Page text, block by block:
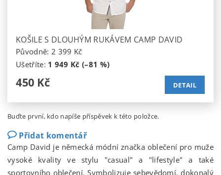
KOŠILE S DLOUHÝM RUKÁVEM CAMP DAVID
Původně: 2 399 Kč
Ušetříte: 1 949 Kč (–81 %)
450 Kč DETAIL
Buďte první, kdo napíše příspěvek k této položce.
Přidat komentář
Camp David je německá módní značka oblečení pro muže
vysoké kvality ve stylu "casual" a "lifestyle" a také
sportovního oblečení. Symbolizuje sebevědomí, dokonalý